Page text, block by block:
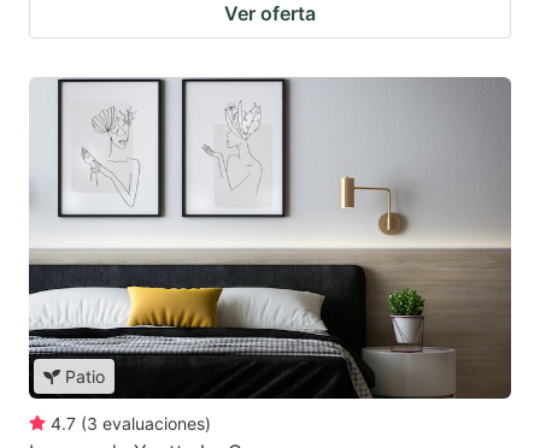
Ver oferta
Patio
4.7 (3 evaluaciones)